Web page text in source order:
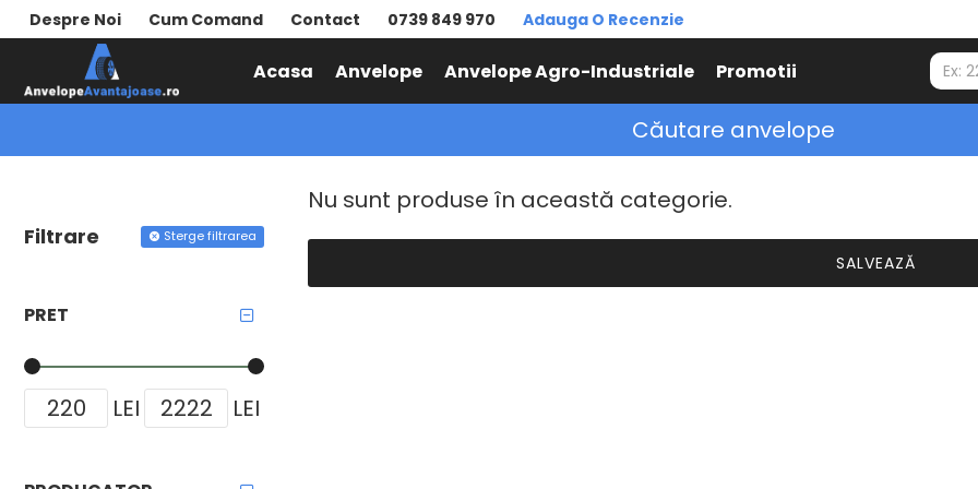
Despre Noi Cum Comand Contact 0739 849 970 Adauga O Recenzie
Acasa Anvelope Anvelope Agro-Industriale Promotii
Căutare anvelope
Filtrare Sterge filtrarea
PRET
LEI LEI
Nu sunt produse în această categorie.
SALVEAZĂ